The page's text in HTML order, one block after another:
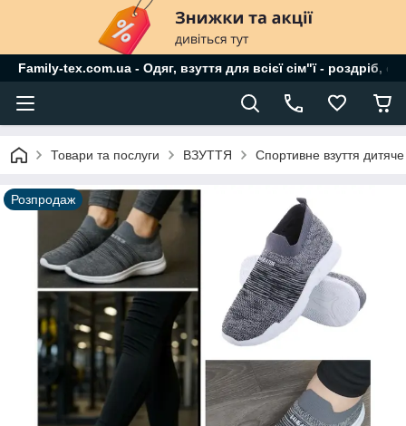
Family-tex.com.ua - Одяг, взуття для всієї сім"ї - роздріб,
Товари та послуги ВЗУТТЯ Спортивне взуття дитяче
Розпродаж